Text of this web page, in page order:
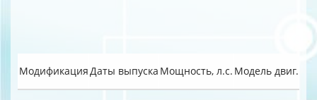
МодификацияДаты выпуска Мощность, л.с. Модель двиг.